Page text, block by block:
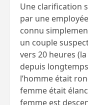
Une clarification
par une
connu
un couple
vers 20 heures
depuis
l’homme était
femme était
femme est